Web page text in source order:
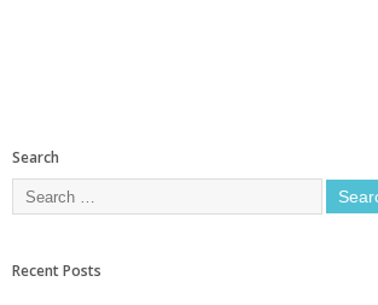
Search
Recent Posts